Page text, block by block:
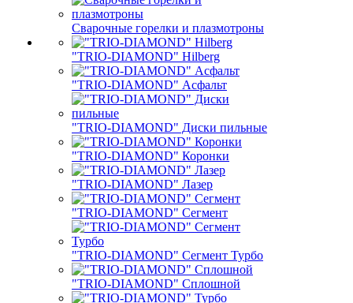
Сварочные горелки и плазмотроны
"TRIO-DIAMOND" Hilberg
"TRIO-DIAMOND" Асфальт
"TRIO-DIAMOND" Диски пильные
"TRIO-DIAMOND" Коронки
"TRIO-DIAMOND" Лазер
"TRIO-DIAMOND" Сегмент
"TRIO-DIAMOND" Сегмент Турбо
"TRIO-DIAMOND" Сплошной